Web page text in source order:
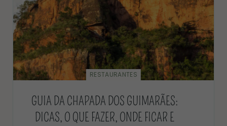
RESTAURANTES
GUIA DA CHAPADA DOS GUIMARÃES:
DICAS, O QUE FAZER, ONDE FICAR E